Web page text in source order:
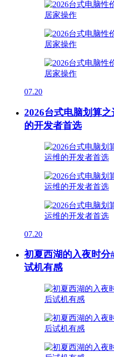
07.20
2026台式电脑划算
的开发者首选
07.20
初夏西湖的入夜时
试机有感